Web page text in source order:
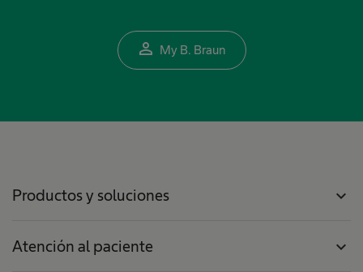
person_outline My B. Braun
Productos y soluciones expand_more
Atención al paciente expand_more